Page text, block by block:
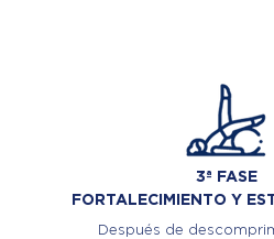
3ª FASE
FORTALECIMIENTO Y
Después de